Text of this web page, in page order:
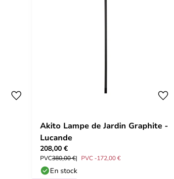
Akito Lampe de Jardin Graphite -
Lucande
208,00 €
PVC380,00 € PVC -172,00 €
En stock